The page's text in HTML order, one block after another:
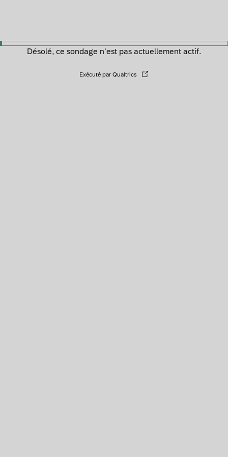
Désolé, ce sondage n’est pas actuellement actif.
Exécuté par Qualtrics